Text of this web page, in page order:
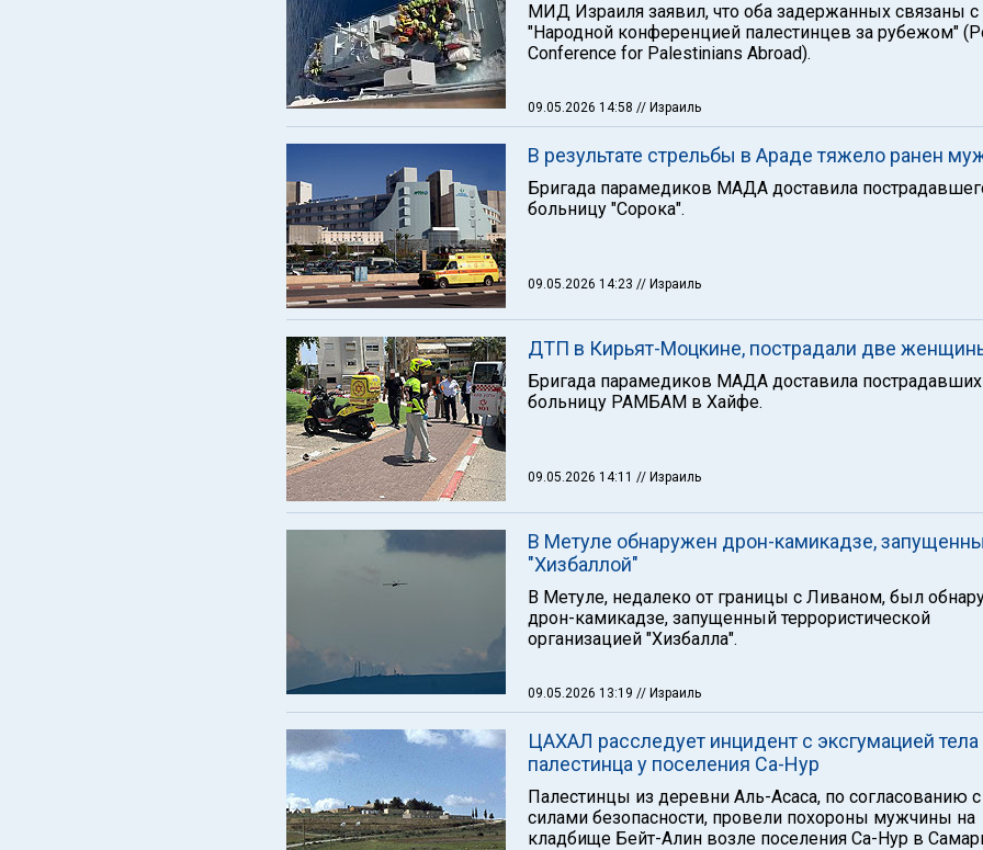
МИД Израиля заявил, что оба задержанных связаны с
"Народной конференцией палестинцев за рубежом"
Conference for Palestinians Abroad).
09.05.2026 14:58 // Израиль
В результате стрельбы в Араде тяжело ранен
Бригада парамедиков МАДА доставила
больницу "Сорока".
09.05.2026 14:23 // Израиль
ДТП в Кирьят-Моцкине, пострадали две
Бригада парамедиков МАДА доставила
больницу РАМБАМ в Хайфе.
09.05.2026 14:11 // Израиль
В Метуле обнаружен дрон-камикадзе,
"Хизбаллой"
В Метуле, недалеко от границы с Ливаном, был
дрон-камикадзе, запущенный террористической
организацией "Хизбалла".
09.05.2026 13:19 // Израиль
ЦАХАЛ расследует инцидент с эксгумацией тела
палестинца у поселения Са-Нур
Палестинцы из деревни Аль-Асаса, по согласованию с
силами безопасности, провели похороны мужчины на
кладбище Бейт-Алин возле поселения Са-Нур в